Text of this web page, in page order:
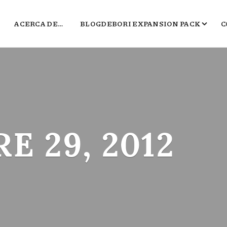
ACERCA DE… BLOGDEBORI EXPANSION PACK
JUEGOS DE BORI
2016, EL PEOR BLOG DE VIDEOJUEGOS
29, 2012